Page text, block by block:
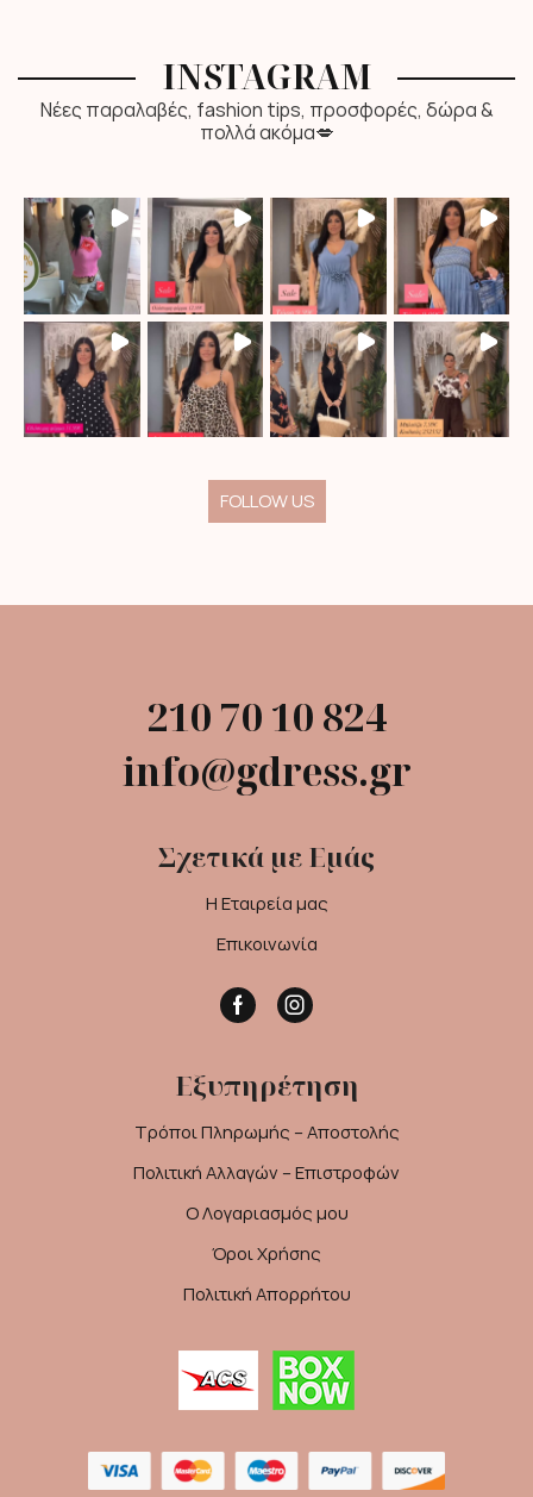
INSTAGRAM
Νέες παραλαβές, fashion tips, προσφορές, δώρα &
πολλά ακόμα💋
FOLLOW US
210 70 10 824
info@gdress.gr
Σχετικά με Εμάς
Η Εταιρεία μας
Επικοινωνία
FacebookInstagram
Εξυπηρέτηση
Τρόποι Πληρωμής – Αποστολής
Πολιτική Αλλαγών – Επιστροφών
Ο Λογαριασμός μου
Όροι Χρήσης
Πολιτική Απορρήτου